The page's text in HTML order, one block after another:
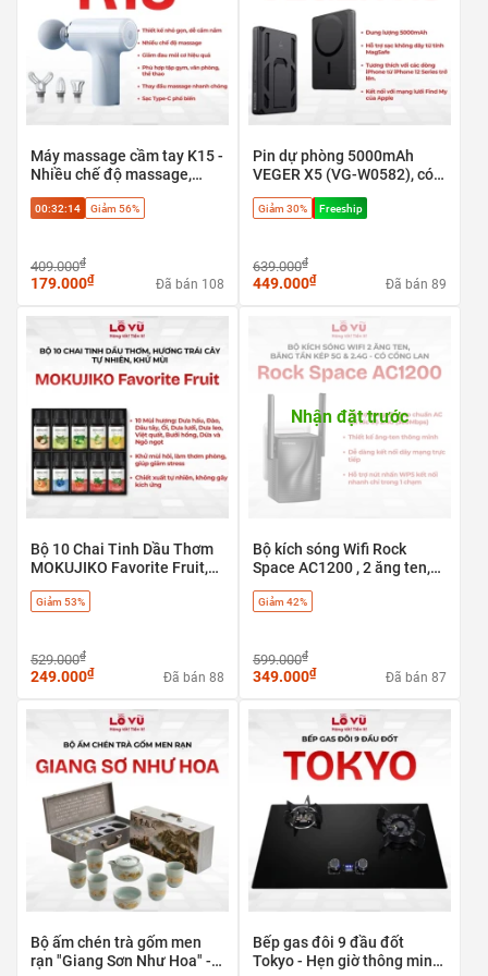
Máy massage cầm tay K15 -
Nhiều chế độ massage,
00:32:13 Giảm 56%
409.000₫
179.000₫ Đã bán 108
Pin dự phòng 5000mAh
VEGER X5 (VG-W0582), có
nhanh 20w & Magsafe
Giảm 30% Freeship
639.000₫
449.000₫ Đã bán 89
Bộ 10 Chai Tinh Dầu Thơm
MOKUJIKO Favorite Fruit,
mùi
Giảm 53%
529.000₫
249.000₫ Đã bán 88
Nhận đặt trước
Bộ kích sóng Wifi Rock
Space AC1200 , 2 ăng ten,
cổng LAN
Giảm 42%
599.000₫
349.000₫ Đã bán 87
Bộ ấm chén trà gốm men
rạn "Giang Sơn Như Hoa" -
Bếp gas đôi 9 đầu đốt
Tokyo - Hẹn giờ thông minh,